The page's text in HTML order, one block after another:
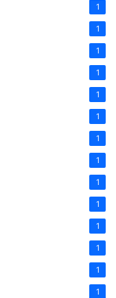
1
1
1
1
1
1
1
1
1
1
1
1
1
1